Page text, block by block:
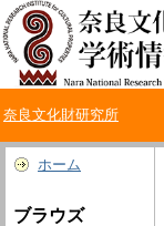
奈良文化財研究所
ホーム
ブラウズ